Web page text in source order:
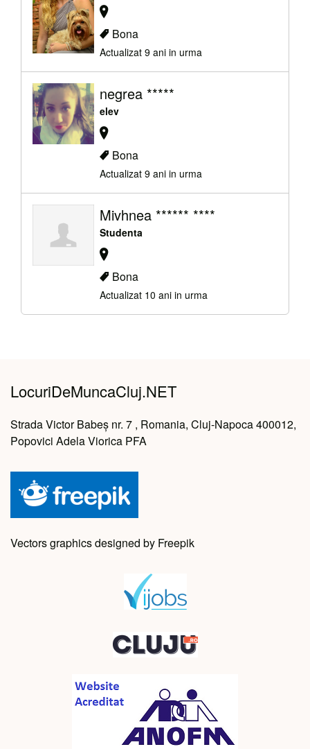
Bona
Actualizat 9 ani in urma
negrea *****
elev
Bona
Actualizat 9 ani in urma
Mivhnea ****** ****
Studenta
Bona
Actualizat 10 ani in urma
LocuriDeMuncaCluj.NET
Strada Victor Babeș nr. 7 , Romania, Cluj-Napoca 400012,
Popovici Adela Viorica PFA
Vectors graphics designed by Freepik